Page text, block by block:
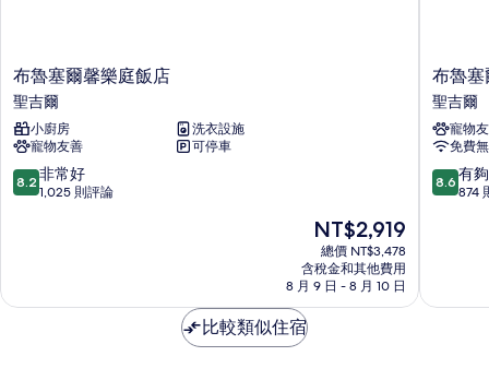
布
魯
塞
爾
馨
樂
庭
布魯塞爾馨樂庭飯店
聖吉爾
小廚房
洗衣設施
寵物友善
可停車
8.2
分，
常
8.2 非常好
1,025 則評論
現
在
價
格
為
NT$2,919
總價 NT$3,478
含稅金和其他費用
8 月 9 日 - 8 月 10 日
布
魯
塞
爾
中
心
路
子
布魯塞
聖吉爾
寵物
免費
8.6
分，
夠
8.6 有
874
比較類似住宿